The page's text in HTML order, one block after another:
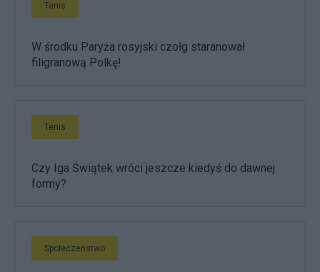
Tenis
W środku Paryża rosyjski czołg staranował
filigranową Polkę!
Tenis
Czy Iga Świątek wróci jeszcze kiedyś do dawnej
formy?
Społeczeństwo